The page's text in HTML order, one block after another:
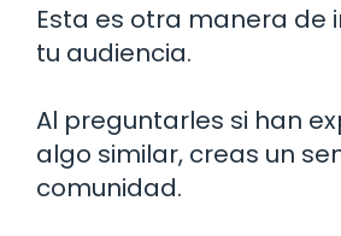
Esta es otra manera de
tu audiencia.
Al preguntarles si han
algo similar, creas un
comunidad.